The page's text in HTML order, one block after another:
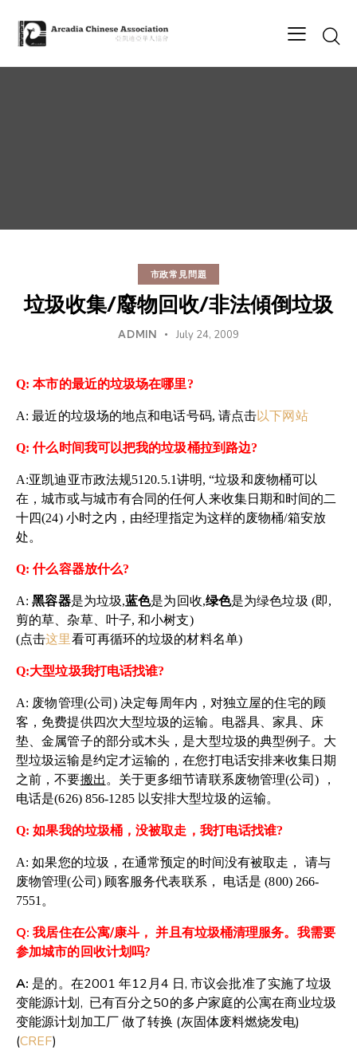
市政常見問題
垃圾收集/廢物回收/非法傾倒垃圾
ADMIN July 24, 2009
Q: 本市的最近的垃圾场在哪里?
A:最近的垃圾场的地点和电话号码, 请点击以下网站
Q:什么时间我可以把我的垃圾桶拉到路边?
A:亚凯迪亚市政法规5120.5.1讲明, “垃圾和废物桶可以
在，城市或与城市有合同的任何人来收集日期和时间的二
十四(24) 小时之内，由经理指定为这样的废物桶/箱安放
处。
Q:什么容器放什么?
A:黑容器是为垃圾,蓝色是为回收,绿色是为绿色垃圾 (即,
剪的草、杂草、叶子,和小树支)
(点击这里看可再循环的垃圾的材料名单)
Q:大型垃圾我打电话找谁?
A: 废物管理(公司) 决定每周年内，对独立屋的住宅的顾
客，免费提供四次大型垃圾的运输。电器具、家具、床
垫、金属管子的部分或木头，是大型垃圾的典型例子。大
型垃圾运输是约定才运输的，在您打电话安排来收集日期
之前，不要搬出 。关于更多细节请联系废物管理(公司)
，
电话是(626) 856-1285 以安排大型垃圾的运输。
Q:如果我的垃圾桶，没被取走，我打电话找谁?
A:如果您的垃圾，在通常预定的时间没有被取走， 请与
废物管理(公司 ) 顾客服务代表联系， 电话是 (800) 266-
7551 。
Q: 我居住在公寓/康斗， 并且有垃圾桶清理服务。我需要
参加城市的回收计划吗?
A: 是的。在2001 年12月4 日, 市议会批准了实施了垃圾
变能源计划, 已有百分之50的多户家庭的公寓在商业垃圾
变能源计划加工厂 做了转换 (灰固体废料燃烧发电)
(CREF)